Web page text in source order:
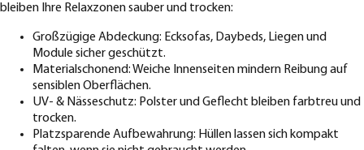
bleiben Ihre Relaxzonen sauber und trocken:
Großzügige Abdeckung: Ecksofas, Daybeds, Liegen und
Module sicher geschützt.
Materialschonend: Weiche Innenseiten mindern Reibung auf
sensiblen Oberflächen.
UV- & Nässeschutz: Polster und Geflecht bleiben farbtreu und
trocken.
Platzsparende Aufbewahrung: Hüllen lassen sich kompakt